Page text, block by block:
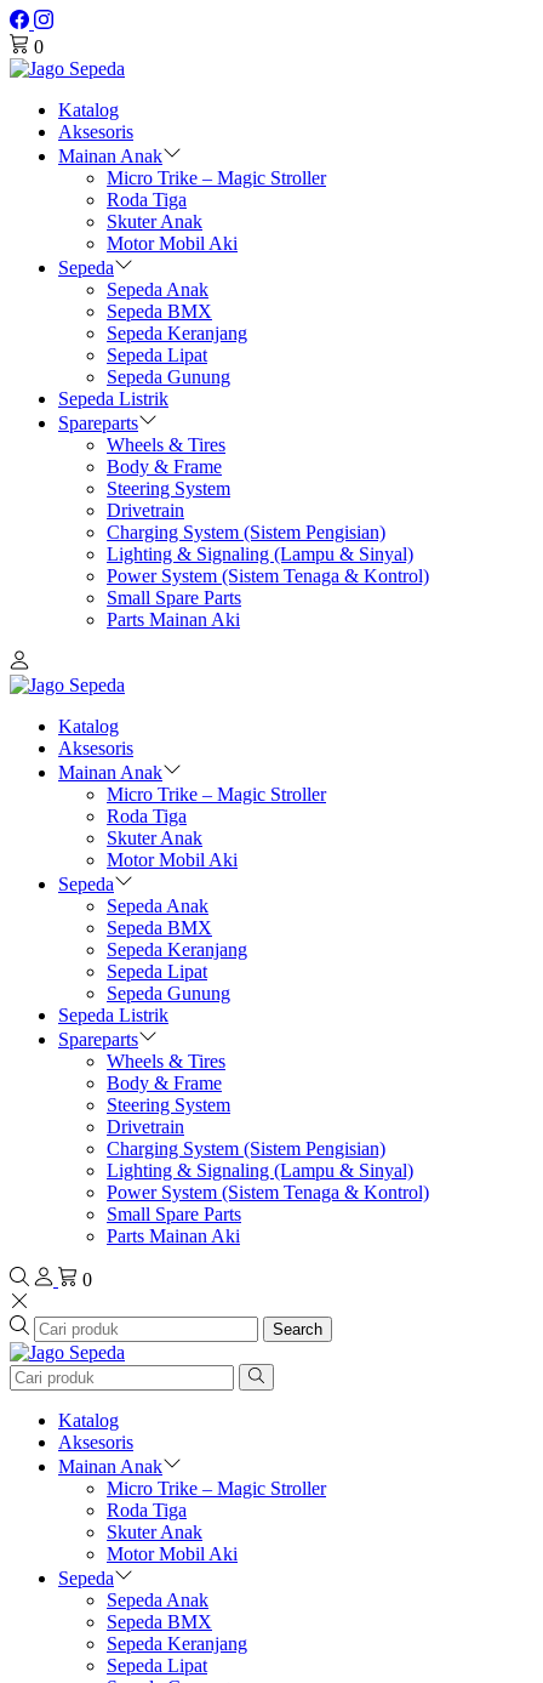
0
Katalog
Aksesoris
Mainan Anak
Micro Trike – Magic Stroller
Roda Tiga
Skuter Anak
Motor Mobil Aki
Sepeda
Sepeda Anak
Sepeda BMX
Sepeda Keranjang
Sepeda Lipat
Sepeda Gunung
Sepeda Listrik
Spareparts
Wheels & Tires
Body & Frame
Steering System
Drivetrain
Charging System (Sistem Pengisian)
Lighting & Signaling (Lampu & Sinyal)
Power System (Sistem Tenaga & Kontrol)
Small Spare Parts
Parts Mainan Aki
Katalog
Aksesoris
Mainan Anak
Micro Trike – Magic Stroller
Roda Tiga
Skuter Anak
Motor Mobil Aki
Sepeda
Sepeda Anak
Sepeda BMX
Sepeda Keranjang
Sepeda Lipat
Sepeda Gunung
Sepeda Listrik
Spareparts
Wheels & Tires
Body & Frame
Steering System
Drivetrain
Charging System (Sistem Pengisian)
Lighting & Signaling (Lampu & Sinyal)
Power System (Sistem Tenaga & Kontrol)
Small Spare Parts
Parts Mainan Aki
0
Search
Katalog
Aksesoris
Mainan Anak
Micro Trike – Magic Stroller
Roda Tiga
Skuter Anak
Motor Mobil Aki
Sepeda
Sepeda Anak
Sepeda BMX
Sepeda Keranjang
Sepeda Lipat